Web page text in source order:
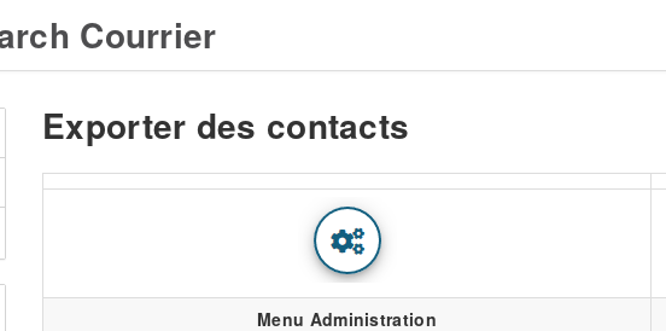
Courrier
Exporter des contacts
Menu Administration